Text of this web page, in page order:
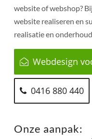
website of webshop?
website realiseren en
realisatie en
Webdesign
0416 880 440
Onze aanpak: